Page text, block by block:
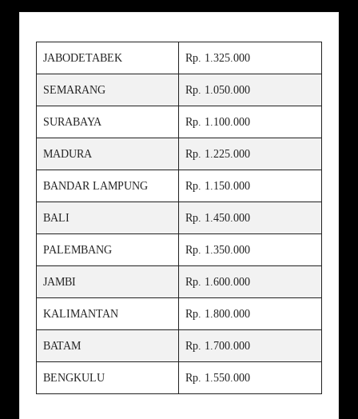
JABODETABEK Rp. 1.325.000
SEMARANG Rp. 1.050.000
SURABAYA Rp. 1.100.000
MADURA Rp. 1.225.000
BANDAR LAMPUNG Rp. 1.150.000
BALI Rp. 1.450.000
PALEMBANG Rp. 1.350.000
JAMBI Rp. 1.600.000
KALIMANTAN Rp. 1.800.000
BATAM Rp. 1.700.000
BENGKULU Rp. 1.550.000